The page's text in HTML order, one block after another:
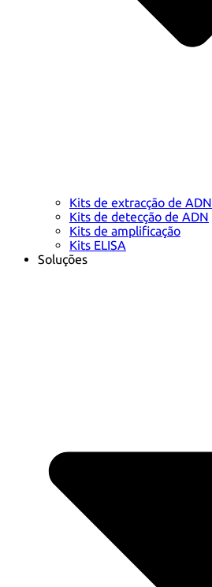
Kits de extracção de ADN
Kits de detecção de ADN
Kits de amplificação
Kits ELISA
Soluções